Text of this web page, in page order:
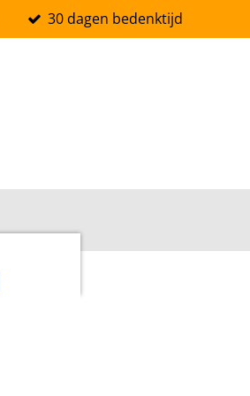
30 dagen bedenktijd